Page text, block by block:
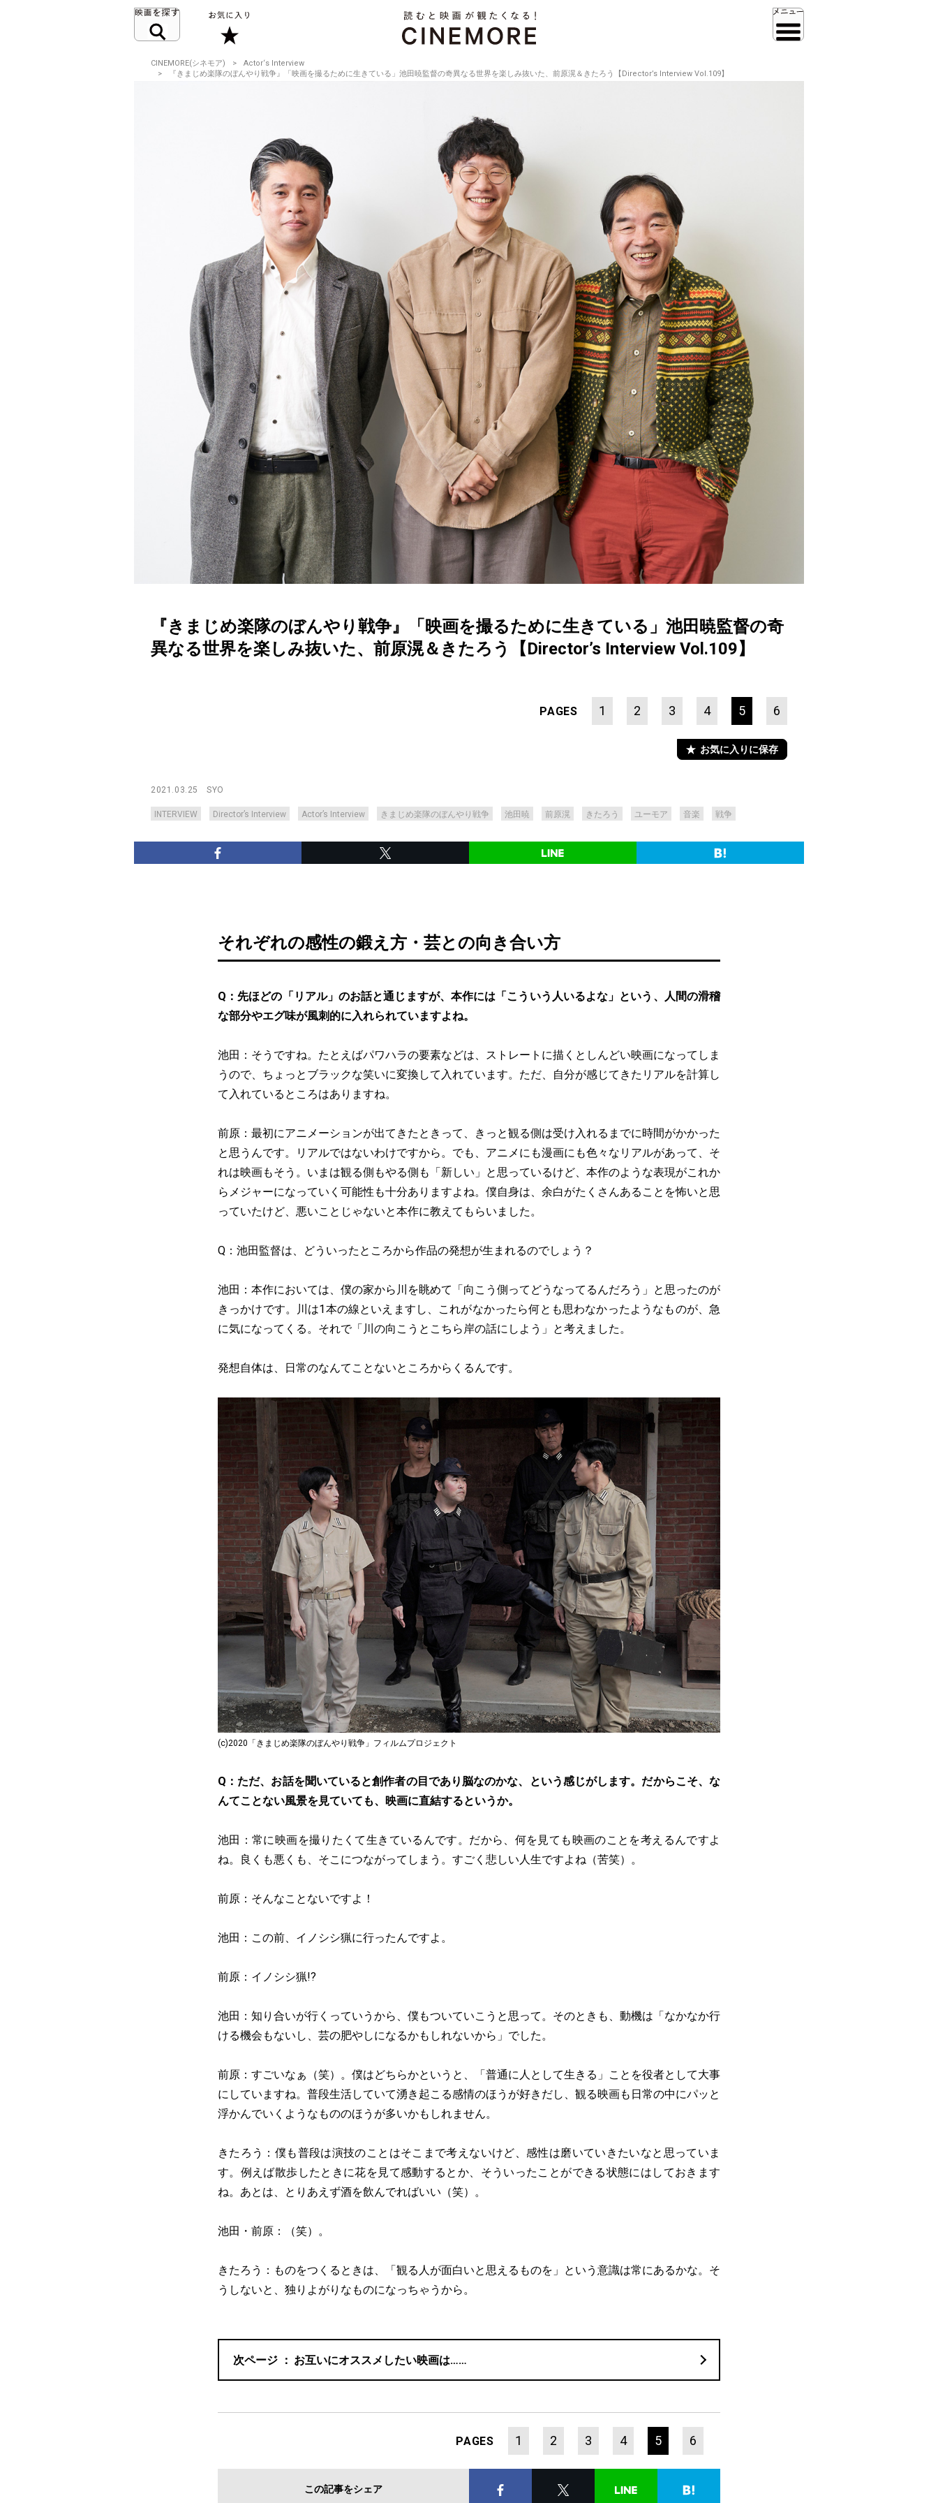
CINEMORE(シネモア)
Actor‘s Interview
『きまじめ楽隊のぼんやり戦争』「映画を撮るために生きている」池田暁監督の奇異なる世界を楽しみ抜いた、前原滉＆きたろう【Director’s Interview Vol.109】
『きまじめ楽隊のぼんやり戦争』「映画を撮るために生きている」池田暁監督の奇
異なる世界を楽しみ抜いた、前原滉＆きたろう【Director’s Interview Vol.109】
PAGES 1 2 3 4 5 6
お気に入りに保存
2021.03.25 SYO
INTERVIEW Director’s Interview Actor’s Interview きまじめ楽隊のぼんやり戦争 池田暁 前原滉 きたろう ユーモア 音楽 戦争
それぞれの感性の鍛え方・芸との向き合い方
Q：先ほどの「リアル」のお話と通じますが、本作には「こういう人いるよな」という、人間の滑稽
な部分やエグ味が風刺的に入れられていますよね。
池田：そうですね。たとえばパワハラの要素などは、ストレートに描くとしんどい映画になってしま
うので、ちょっとブラックな笑いに変換して入れています。ただ、自分が感じてきたリアルを計算し
て入れているところはありますね。
前原：最初にアニメーションが出てきたときって、きっと観る側は受け入れるまでに時間がかかった
と思うんです。リアルではないわけですから。でも、アニメにも漫画にも色々なリアルがあって、そ
れは映画もそう。いまは観る側もやる側も「新しい」と思っているけど、本作のような表現がこれか
らメジャーになっていく可能性も十分ありますよね。僕自身は、余白がたくさんあることを怖いと思
っていたけど、悪いことじゃないと本作に教えてもらいました。
Q：池田監督は、どういったところから作品の発想が生まれるのでしょう？
池田：本作においては、僕の家から川を眺めて「向こう側ってどうなってるんだろう」と思ったのが
きっかけです。川は1本の線といえますし、これがなかったら何とも思わなかったようなものが、急
に気になってくる。それで「川の向こうとこちら岸の話にしよう」と考えました。
発想自体は、日常のなんてことないところからくるんです。
(c)2020「きまじめ楽隊のぼんやり戦争」フィルムプロジェクト
Q：ただ、お話を聞いていると創作者の目であり脳なのかな、という感じがします。だからこそ、な
んてことない風景を見ていても、映画に直結するというか。
池田：常に映画を撮りたくて生きているんです。だから、何を見ても映画のことを考えるんですよ
ね。良くも悪くも、そこにつながってしまう。すごく悲しい人生ですよね（苦笑）。
前原：そんなことないですよ！
池田：この前、イノシシ猟に行ったんですよ。
前原：イノシシ猟!?
池田：知り合いが行くっていうから、僕もついていこうと思って。そのときも、動機は「なかなか行
ける機会もないし、芸の肥やしになるかもしれないから」でした。
前原：すごいなぁ（笑）。僕はどちらかというと、「普通に人として生きる」ことを役者として大事
にしていますね。普段生活していて湧き起こる感情のほうが好きだし、観る映画も日常の中にパッと
浮かんでいくようなもののほうが多いかもしれません。
きたろう：僕も普段は演技のことはそこまで考えないけど、感性は磨いていきたいなと思っていま
す。例えば散歩したときに花を見て感動するとか、そういったことができる状態にはしておきます
ね。あとは、とりあえず酒を飲んでればいい（笑）。
池田・前原：（笑）。
きたろう：ものをつくるときは、「観る人が面白いと思えるものを」という意識は常にあるかな。そ
うしないと、独りよがりなものになっちゃうから。
お互いにオススメしたい映画は……
PAGES 1 2 3 4 5 6
この記事をシェア